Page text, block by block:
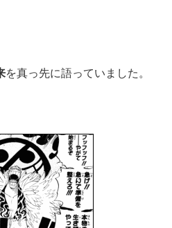
を真っ先に語っていました。